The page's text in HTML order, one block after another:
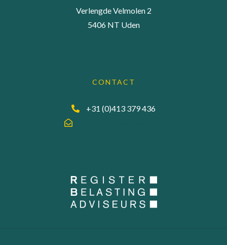
Verlengde Velmolen 2
5406 NT Uden
CONTACT
+31 (0)413 379 436